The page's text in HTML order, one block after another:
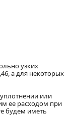
узких
а для некоторых
или
ее расходом при
будем иметь